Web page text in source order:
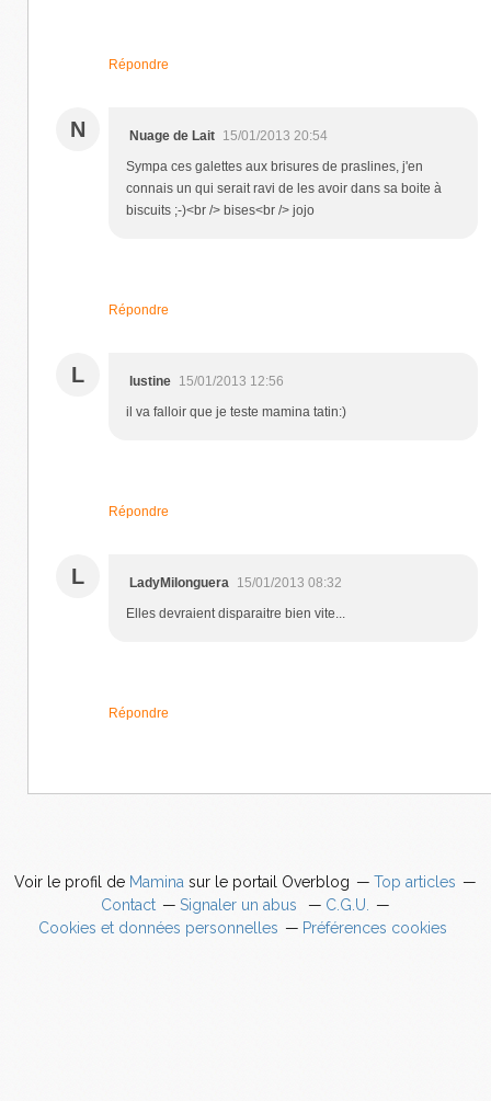
Répondre
N Nuage de Lait 15/01/2013 20:54
Sympa ces galettes aux brisures de praslines, j'en
connais un qui serait ravi de les avoir dans sa boite à
biscuits ;-)<br /> bises<br /> jojo
Répondre
L lustine 15/01/2013 12:56
il va falloir que je teste mamina tatin:)
Répondre
L LadyMilonguera 15/01/2013 08:32
Elles devraient disparaitre bien vite...
Répondre
Voir le profil de Mamina sur le portail Overblog
Top articles
Contact
Signaler un abus
C.G.U.
Cookies et données personnelles
Préférences cookies